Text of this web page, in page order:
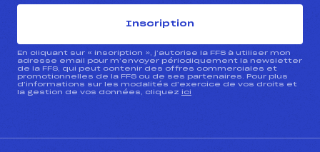
Inscription
En cliquant sur « inscription », j’autorise la FFS à utiliser mon
adresse email pour m’envoyer périodiquement la newsletter
de la FFS, qui peut contenir des offres commerciales et
promotionnelles de la FFS ou de ses partenaires. Pour plus
d’informations sur les modalités d’exercice de vos droits et
la gestion de vos données, cliquez ici